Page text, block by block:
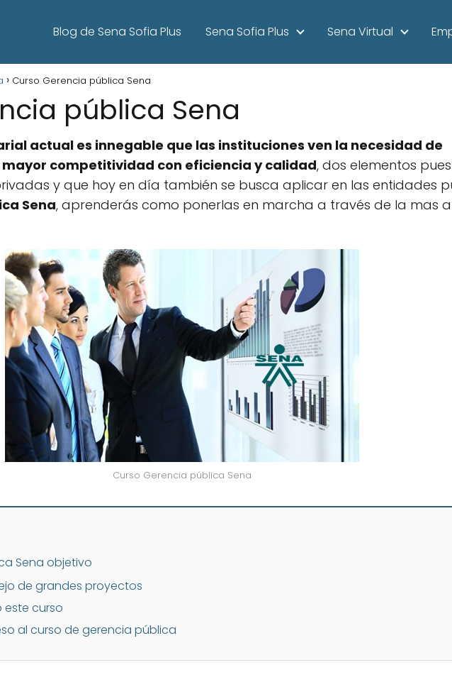
Blog de Sena Sofia Plus Sena Sofia Plus Sena Virtual
Curso Gerencia pública Sena
pública Sena
actual es innegable que las instituciones ven la necesidad de
competitividad con eficiencia y calidad, dos elementos
y que hoy en día también se busca aplicar en las entidades
Sena, aprenderás como ponerlas en marcha a través de la mas
Curso Gerencia pública Sena
Sena objetivo
de grandes proyectos
este curso
al curso de gerencia pública